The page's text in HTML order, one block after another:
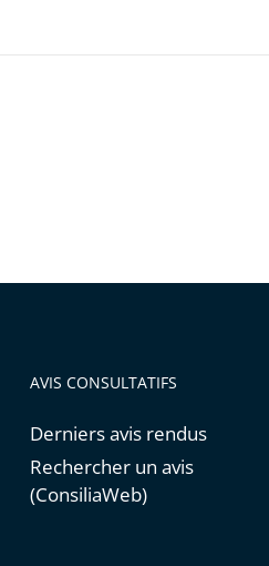
AVIS CONSULTATIFS
Derniers avis rendus
Rechercher un avis
(ConsiliaWeb)